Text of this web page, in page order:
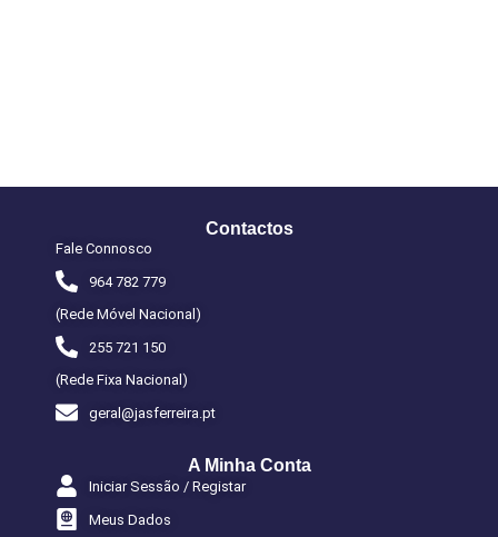
Contactos
Fale Connosco
964 782 779
(Rede Móvel Nacional)
255 721 150
(Rede Fixa Nacional)
geral@jasferreira.pt
A Minha Conta
Iniciar Sessão / Registar
Meus Dados